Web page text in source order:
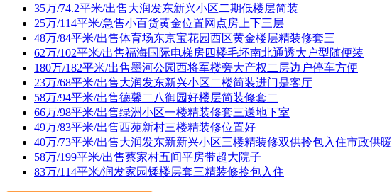
35万/74.2平米/出售大润发东新兴小区二期低楼层简装
25万/114平米/急售小百货黄金位置网点房上下三层
48万/84平米/出售体育场东京宝花园西区黄金楼层精装修套三
62万/102平米/出售福海国际电梯房四楼毛坯南北通透大户型随便装
180万/182平米/出售墨河公园西将军楼旁大产权二层边户停车方便
23万/68平米/出售大润发东新兴小区二楼简装进门是客厅
58万/94平米/出售德馨二八御园好楼层简装修套二
66万/98平米/出售绿洲小区一楼精装修套三送地下室
49万/83平米/出售西苑新村三楼精装修位置好
40万/73平米/出售大润发东新新兴小区三楼精装修双供拎包入住市政供暖
58万/199平米/出售蔡家村五间平房带超大院子
83万/114平米/润发家园矮楼层套三精装修拎包入住